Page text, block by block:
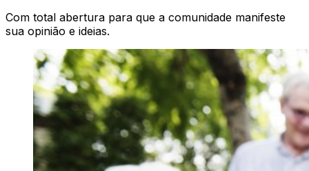
Com total abertura para que a comunidade manifeste
sua opinião e ideias.